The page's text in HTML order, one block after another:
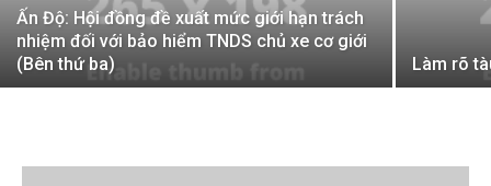
Ấn Độ: Hội đồng đề xuất mức giới hạn trách
nhiệm đối với bảo hiểm TNDS chủ xe cơ giới
(Bên thứ ba)
Làm rõ